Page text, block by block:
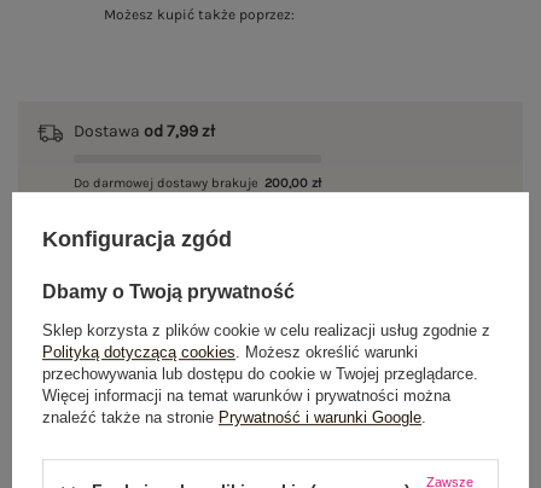
Możesz kupić także poprzez:
Dostawa od 7,99 zł
Do darmowej dostawy brakuje 200,00 zł
Wysyłka jutro
OPIS PRODUKTU
Konfiguracja zgód
Dbamy o Twoją prywatność
Sklep korzysta z plików cookie w celu realizacji usług zgodnie z
Polityką dotyczącą cookies . Możesz określić warunki
przechowywania lub dostępu do cookie w Twojej przeglądarce.
Więcej informacji na temat warunków i prywatności można
znaleźć także na stronie Prywatność i warunki Google
Zawsze